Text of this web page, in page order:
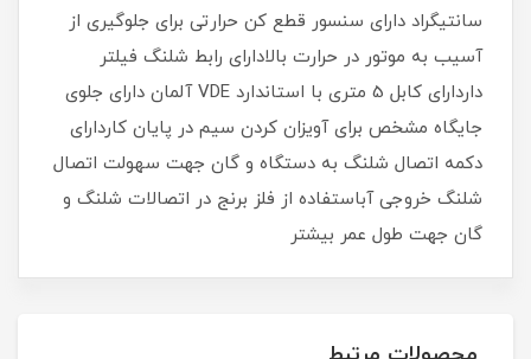
سانتیگراد دارای سنسور قطع کن حرارتی برای جلوگیری از
آسیب به موتور در حرارت بالادارای رابط شلنگ فیلتر
داردارای کابل 5 متری با استاندارد VDE آلمان دارای جلوی
جایگاه مشخص برای آویزان کردن سیم در پایان کاردارای
دکمه اتصال شلنگ به دستگاه و گان جهت سهولت اتصال
شلنگ خروجی آباستفاده از فلز برنج در اتصالات شلنگ و
گان جهت طول عمر بیشتر